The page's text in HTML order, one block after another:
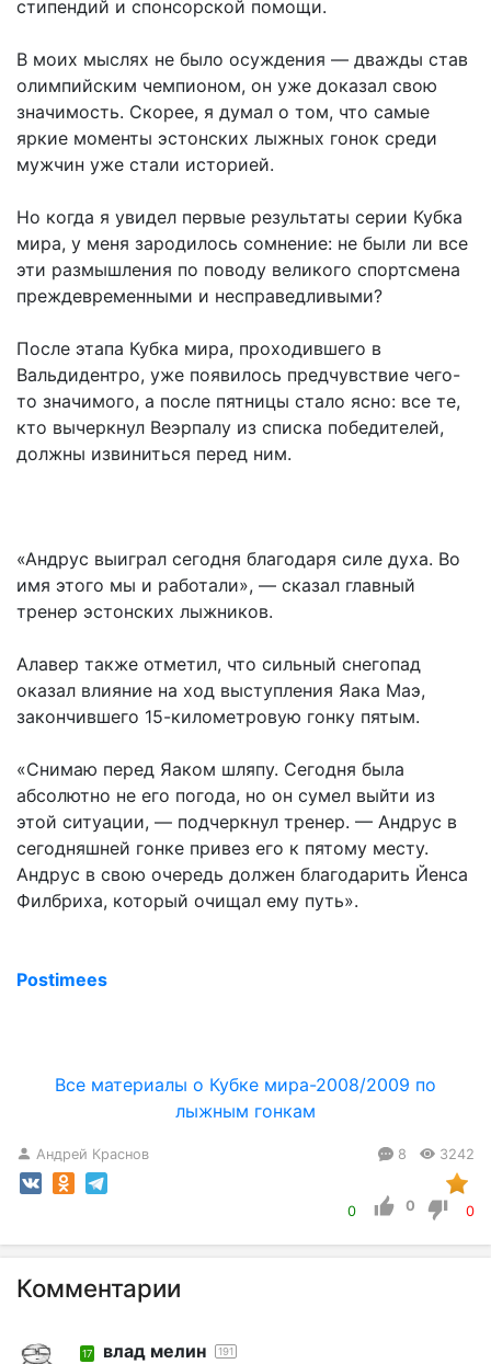
стипендий и спонсорской помощи.
В моих мыслях не было осуждения — дважды став
олимпийским чемпионом, он уже доказал свою
значимость. Скорее, я думал о том, что самые
яркие моменты эстонских лыжных гонок среди
мужчин уже стали историей.
Но когда я увидел первые результаты серии Кубка
мира, у меня зародилось сомнение: не были ли все
эти размышления по поводу великого спортсмена
преждевременными и несправедливыми?
После этапа Кубка мира, проходившего в
Вальдидентро, уже появилось предчувствие чего-
то значимого, а после пятницы стало ясно: все те,
кто вычеркнул Веэрпалу из списка победителей,
должны извиниться перед ним.
«Андрус выиграл сегодня благодаря силе духа. Во
имя этого мы и работали», — сказал главный
тренер эстонских лыжников.
Алавер также отметил, что сильный снегопад
оказал влияние на ход выступления Яака Маэ,
закончившего 15-километровую гонку пятым.
«Снимаю перед Яаком шляпу. Сегодня была
абсолютно не его погода, но он сумел выйти из
этой ситуации, — подчеркнул тренер. — Андрус в
сегодняшней гонке привез его к пятому месту.
Андрус в свою очередь должен благодарить Йенса
Филбриха, который очищал ему путь».
Postimees
Все материалы о Кубке мира-2008/2009 по
лыжным гонкам
Андрей Краснов 8 3242
0 0 0
Комментарии
17 влад мелин 191